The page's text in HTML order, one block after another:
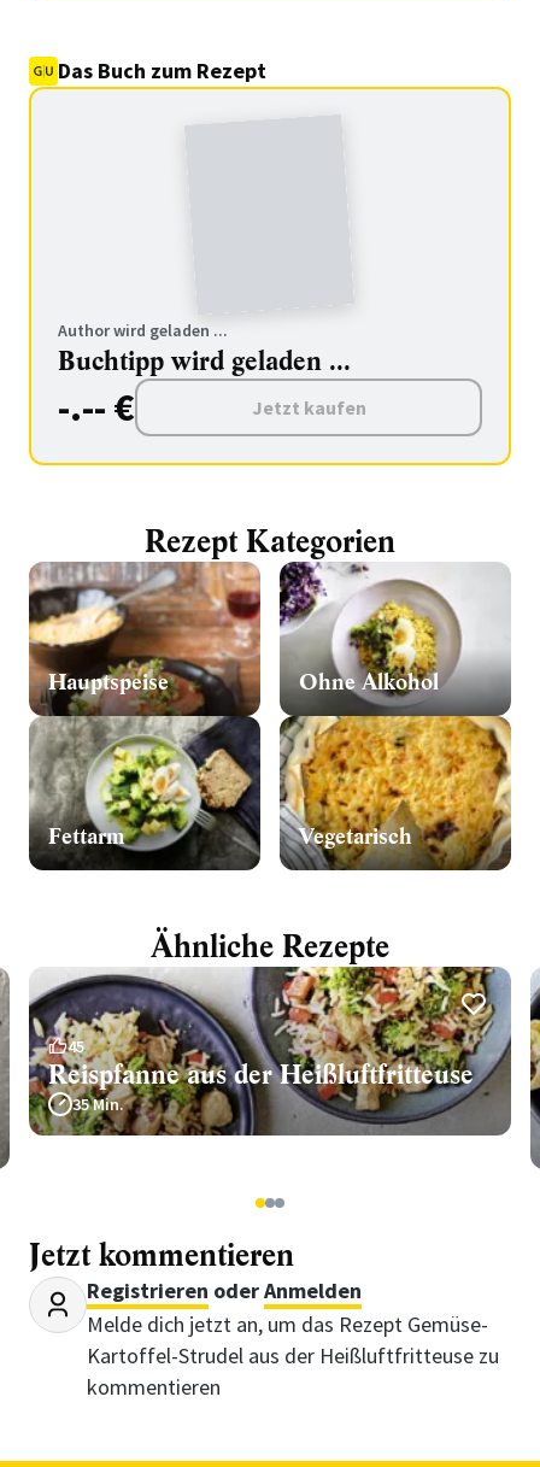
Das Buch zum Rezept
Author wird geladen ...
Buchtipp wird geladen ...
-.-- € Jetzt kaufen
Rezept Kategorien
Hauptspeise
Fettarm
Ohne Alkohol
Vegetarisch
Ähnliche Rezepte
45
Reispfanne aus der Heißluftfritteuse
35 Min.
123
Jetzt kommentieren
Registrieren oderAnmelden
Melde dich jetzt an, um das Rezept Gemüse-
Kartoffel-Strudel aus der Heißluftfritteuse zu
kommentieren